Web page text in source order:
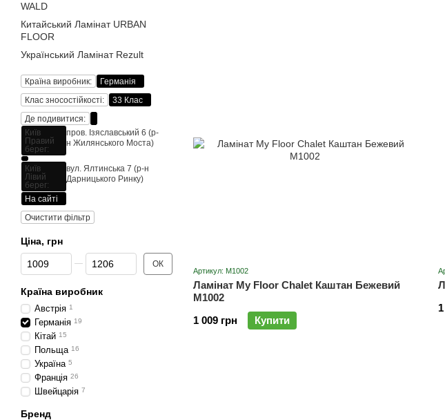
Артикул: M1002
Ламінат My Floor Chalet Каштан Бежевий
M1002
1 009 грн
Купити
WALD
Китайський Ламінат URBAN
FLOOR
Український Ламінат Rezult
Країна виробник:
Германія
Клас зносостійкості:
33 Клас
Де подивитися:
Київ
Правий
берег:
пров. Ізяславський 6 (р-
н Жилянського Моста)
Київ
Лівий
берег:
вул. Ялтинська 7 (р-н
Дарницького Ринку)
На сайті
Очистити фільтр
Ціна, грн
Від Ціна, грн
До Ціна, грн ОК
Країна виробник
Австрія 1
Германія 19
Кітай 15
Польща 16
Україна 5
Франція 26
Швейцарія 7
Бренд